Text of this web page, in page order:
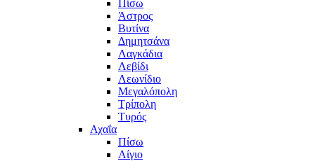
Πίσω
Άστρος
Βυτίνα
Δημητσάνα
Λαγκάδια
Λεβίδι
Λεωνίδιο
Μεγαλόπολη
Τρίπολη
Τυρός
Αχαΐα
Πίσω
Αίγιο